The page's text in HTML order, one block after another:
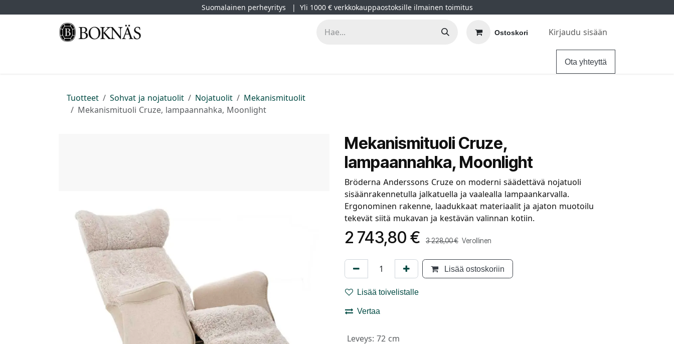
Suomalainen perheyritys | Yli 1000 € verkkokauppaostoksille ilmainen toimitus
Ostoskori Kirjaudu sisään
Ota yhteyttä
Tuotteet Sohvat ja nojatuolit Nojatuolit
Mekanismituolit
Mekanismituoli Cruze, lampaannahka, Moonlight
Mekanismituoli Cruze,
lampaannahka, Moonlight
Bröderna Anderssons Cruze on moderni säädettävä nojatuoli
sisäänrakennetulla jalkatuella ja vaalealla lampaankarvalla.
Ergonominen rakenne, laadukkaat materiaalit ja ajaton muotoilu
tekevät siitä mukavan ja kestävän valinnan kotiin.
2 743,80 € 3 228,00€ Verollinen
Lisää ostoskoriin
Lisää toivelistalle
Vertaa
Leveys: 72 cm